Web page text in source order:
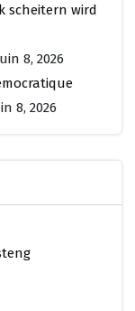
scheitern wird
8, 2026
8, 2026